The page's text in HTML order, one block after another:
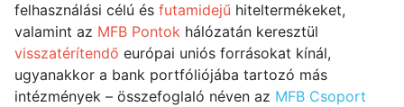
felhasználási célú és futamidejű hiteltermékeket,
valamint az MFB Pontok hálózatán keresztül
visszatérítendő európai uniós forrásokat kínál,
ugyanakkor a bank portfóliójába tartozó más
intézmények – összefoglaló néven az MFB Csoport